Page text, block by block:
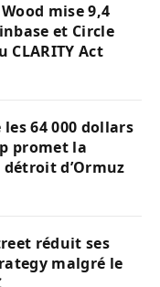
mise 9,4
et Circle
CLARITY Act
64 000 dollars
promet la
d’Ormuz
réduit ses
malgré le